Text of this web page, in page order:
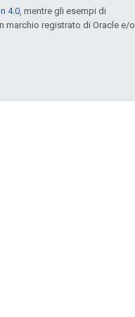
4.0 , mentre gli esempi di
marchio registrato di Oracle e/o